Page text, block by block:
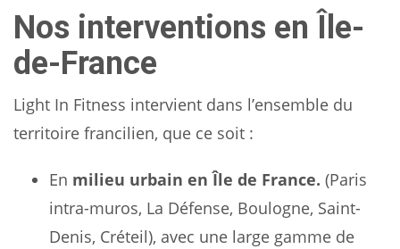
Nos interventions en Île-
de-France
Light In Fitness intervient dans l’ensemble du
territoire francilien, que ce soit :
En milieu urbain en Île de France. (Paris
intra-muros, La Défense, Boulogne, Saint-
Denis, Créteil), avec une large gamme de